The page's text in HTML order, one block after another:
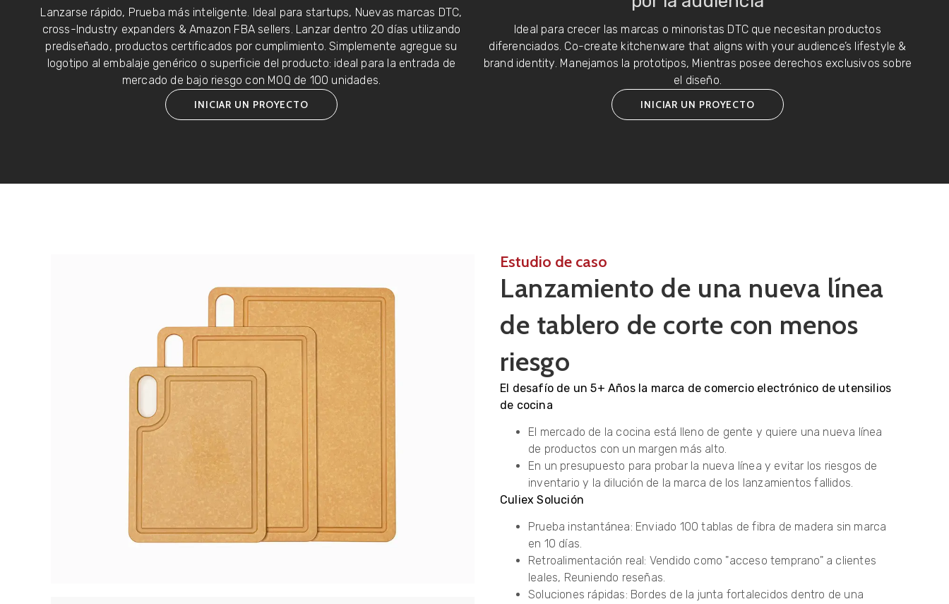
Lanzarse rápido, Prueba más inteligente. Ideal para startups, Nuevas marcas DTC,
cross-Industry expanders & Amazon FBA sellers . Lanzar dentro 20 días utilizando
prediseñado, productos certificados por cumplimiento. Simplemente agregue su
logotipo al embalaje genérico o superficie del producto: ideal para la entrada de
mercado de bajo riesgo con MOQ de 100 unidades.
INICIAR UN PROYECTO
Ideal para crecer las marcas o minoristas DTC que necesitan productos
diferenciados. Co-create kitchenware that aligns with your audience’s lifestyle &
brand identity . Manejamos la prototipos, Mientras posee derechos exclusivos sobre
el diseño.
INICIAR UN PROYECTO
Estudio de caso
Lanzamiento de una nueva línea
de tablero de corte con menos
riesgo
El desafío de un 5+ Años la marca de comercio electrónico de utensilios
de cocina
El mercado de la cocina está lleno de gente y quiere una nueva línea
de productos con un margen más alto.
En un presupuesto para probar la nueva línea y evitar los riesgos de
inventario y la dilución de la marca de los lanzamientos fallidos.
Culiex Solución
Prueba instantánea: Enviado 100 tablas de fibra de madera sin marca
en 10 días.
Retroalimentación real: Vendido como "acceso temprano" a clientes
leales, Reuniendo reseñas.
Soluciones rápidas: Bordes de la junta fortalecidos dentro de una